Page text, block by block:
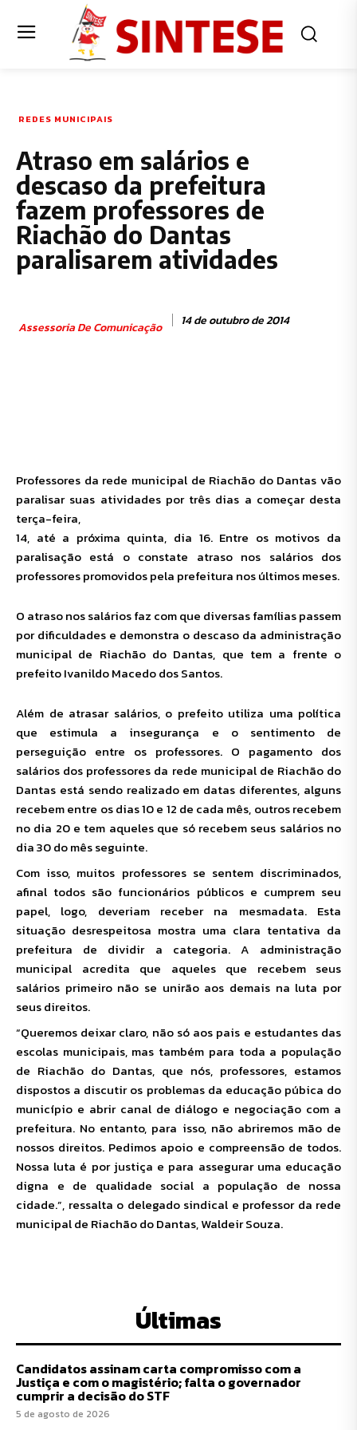
REDES MUNICIPAIS
Atraso em salários e
descaso da prefeitura
fazem professores de
Riachão do Dantas
paralisarem atividades
Assessoria De Comunicação 14 de outubro de 2014
Professores da rede municipal de Riachão do Dantas vão
paralisar suas atividades por três dias a começar desta
terça-feira,
14, até a próxima quinta, dia 16. Entre os motivos da
paralisação está o constate atraso nos salários dos
professores promovidos pela prefeitura nos últimos meses.
O atraso nos salários faz com que diversas famílias passem
por dificuldades e demonstra o descaso da administração
municipal de Riachão do Dantas, que tem a frente o
prefeito Ivanildo Macedo dos Santos.
Além de atrasar salários, o prefeito utiliza uma política
que estimula a insegurança e o sentimento de
perseguição entre os professores. O pagamento dos
salários dos professores da rede municipal de Riachão do
Dantas está sendo realizado em datas diferentes, alguns
recebem entre os dias 10 e 12 de cada mês, outros recebem
no dia 20 e tem aqueles que só recebem seus salários no
dia 30 do mês seguinte.
Com isso, muitos professores se sentem discriminados,
afinal todos são funcionários públicos e cumprem seu
papel, logo, deveriam receber na mesmadata.Esta
situação desrespeitosa mostra uma clara tentativa da
prefeitura de dividir a categoria. A administração
municipal acredita que aqueles que recebem seus
salários primeiro não se unirão aos demais na luta por
seus direitos.
“Queremos deixar claro, não só aos pais e estudantes das
escolas municipais, mas também para toda a população
de Riachão do Dantas, que nós, professores, estamos
dispostos a discutir os problemas da educação púbica do
município e abrir canal de diálogo e negociação com a
prefeitura. No entanto, para isso, não abriremos mão de
nossos direitos. Pedimos apoio e compreensão de todos.
Nossa luta é por justiça e para assegurar uma educação
digna e de qualidade social a população de nossa
cidade.”, ressalta o delegado sindical e professor da rede
municipal de Riachão do Dantas, Waldeir Souza.
Últimas
Candidatos assinam carta compromisso com a
Justiça e com o magistério; falta o governador
cumprir a decisão do STF
5 de agosto de 2026